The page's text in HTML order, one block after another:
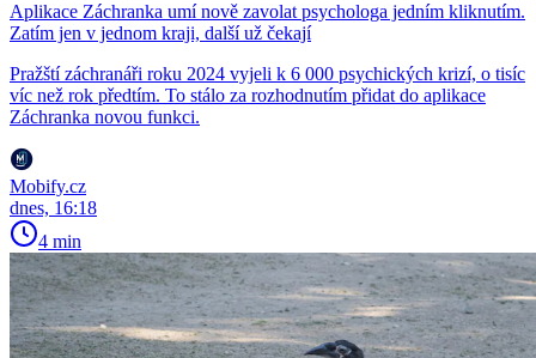
Aplikace Záchranka umí nově zavolat psychologa jedním kliknutím.
Zatím jen v jednom kraji, další už čekají
Pražští záchranáři roku 2024 vyjeli k 6 000 psychických krizí, o tisíc
víc než rok předtím. To stálo za rozhodnutím přidat do aplikace
Záchranka novou funkci.
Mobify.cz
dnes, 16:18
4 min